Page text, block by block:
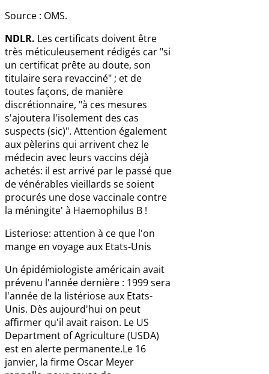
Source : OMS.
NDLR. Les certificats doivent être
très méticuleusement rédigés car "si
un certificat prête au doute, son
titulaire sera revacciné" ; et de
toutes façons, de manière
discrétionnaire, "à ces mesures
s'ajoutera l'isolement des cas
suspects (sic)". Attention également
aux pèlerins qui arrivent chez le
médecin avec leurs vaccins déjà
achetés: il est arrivé par le passé que
de vénérables vieillards se soient
procurés une dose vaccinale contre
la méningite' à Haemophilus B !
Listeriose: attention à ce que l'on
mange en voyage aux Etats-Unis
Un épidémiologiste américain avait
prévenu l'année dernière : 1999 sera
l'année de la listériose aux Etats-
Unis. Dès aujourd'hui on peut
affirmer qu'il avait raison. Le US
Department of Agriculture (USDA)
est en alerte permanente.Le 16
janvier, la firme Oscar Meyer